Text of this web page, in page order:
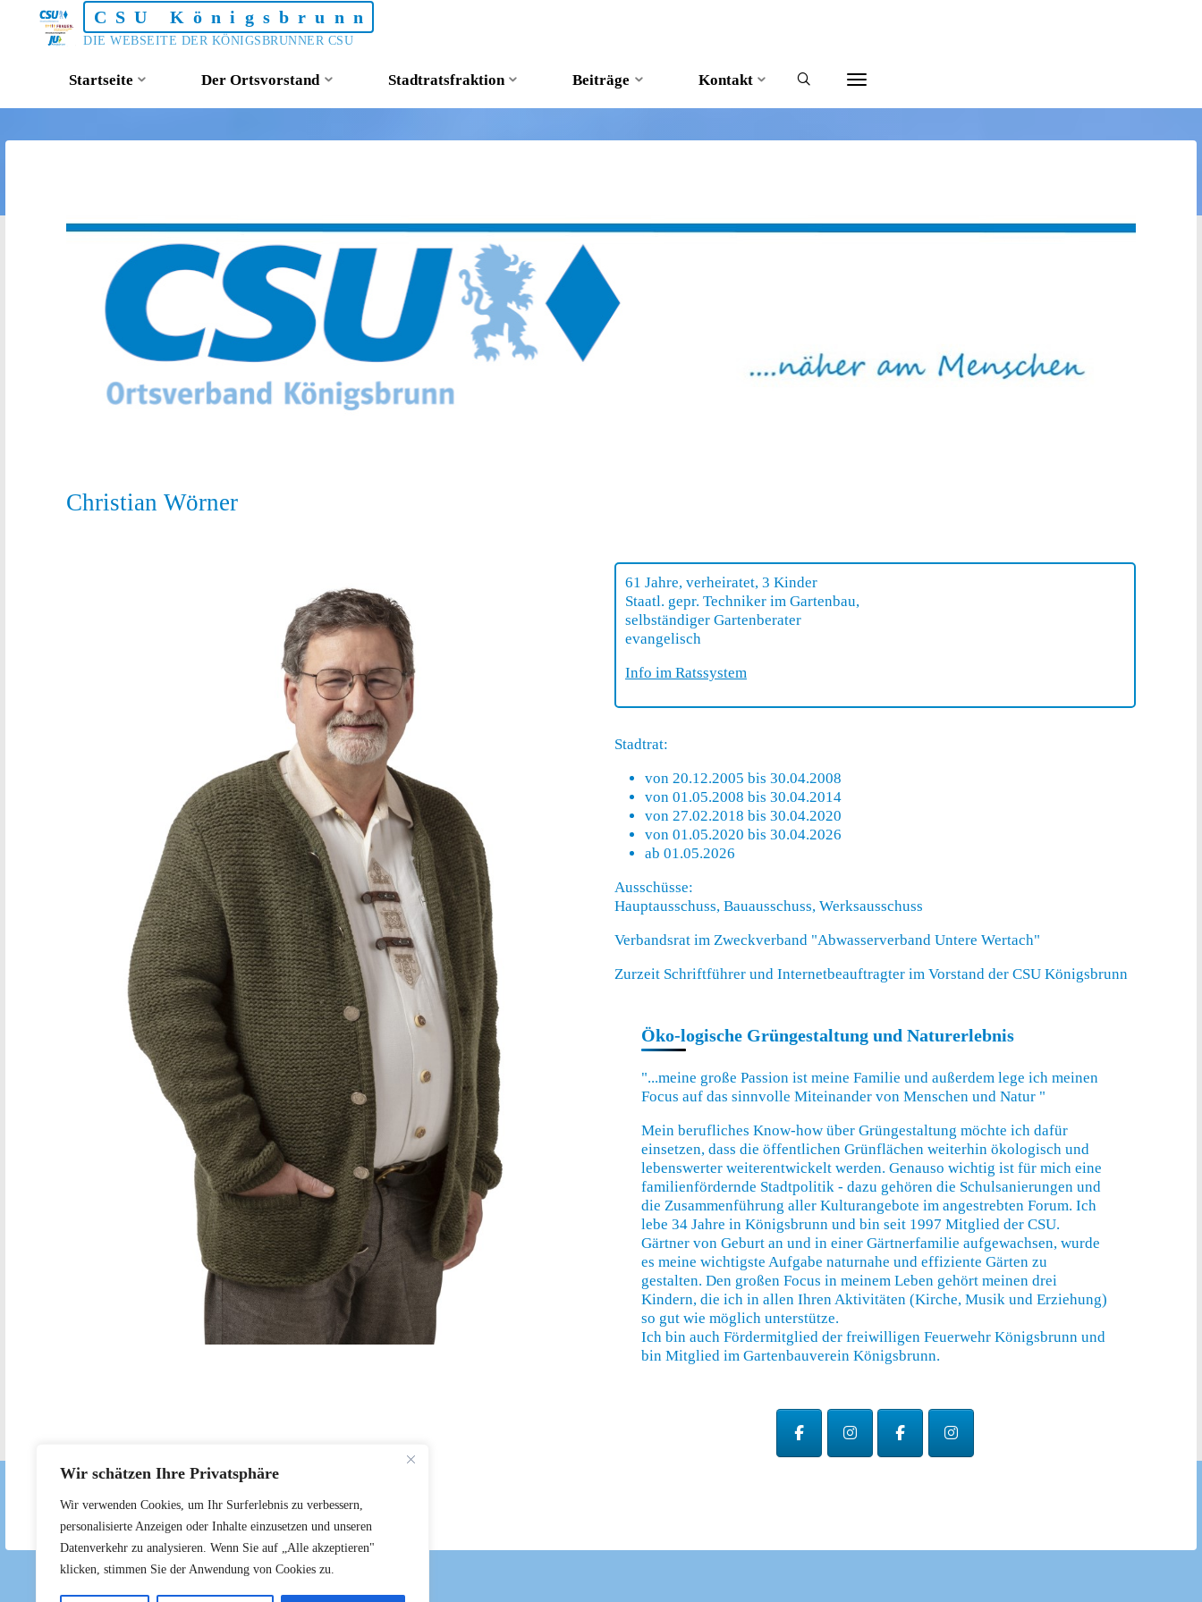
Wir schätzen Ihre Privatsphäre
Wir verwenden Cookies, um Ihr Surferlebnis zu verbessern,
personalisierte Anzeigen oder Inhalte einzusetzen und unseren
Datenverkehr zu analysieren. Wenn Sie auf „Alle akzeptieren"
klicken, stimmen Sie der Anwendung von Cookies zu.
CSU Königsbrunn
DIE WEBSEITE DER KÖNIGSBRUNNER CSU
Startseite Der Ortsvorstand Stadtratsfraktion Beiträge Kontakt
Christian Wörner
61 Jahre, verheiratet, 3 Kinder
Staatl. gepr. Techniker im Gartenbau,
selbständiger Gartenberater
evangelisch
Info im Ratssystem
Stadtrat:
von 20.12.2005 bis 30.04.2008
von 01.05.2008 bis 30.04.2014
von 27.02.2018 bis 30.04.2020
von 01.05.2020 bis 30.04.2026
ab 01.05.2026
Ausschüsse:
Hauptausschuss, Bauausschuss, Werksausschuss
Verbandsrat im Zweckverband "Abwasserverband Untere Wertach"
Zurzeit Schriftführer und Internetbeauftragter im Vorstand der CSU Königsbrunn
Öko-logische Grüngestaltung und Naturerlebnis
"...meine große Passion ist meine Familie und außerdem lege ich meinen
Focus auf das sinnvolle Miteinander von Menschen und Natur "
Mein berufliches Know-how über Grüngestaltung möchte ich dafür
einsetzen, dass die öffentlichen Grünflächen weiterhin ökologisch und
lebenswerter weiterentwickelt werden. Genauso wichtig ist für mich eine
familienfördernde Stadtpolitik - dazu gehören die Schulsanierungen und
die Zusammenführung aller Kulturangebote im angestrebten Forum. Ich
lebe 34 Jahre in Königsbrunn und bin seit 1997 Mitglied der CSU.
Gärtner von Geburt an und in einer Gärtnerfamilie aufgewachsen, wurde
es meine wichtigste Aufgabe naturnahe und effiziente Gärten zu
gestalten. Den großen Focus in meinem Leben gehört meinen drei
Kindern, die ich in allen Ihren Aktivitäten (Kirche, Musik und Erziehung)
so gut wie möglich unterstütze.
Ich bin auch Fördermitglied der freiwilligen Feuerwehr Königsbrunn und
bin Mitglied im Gartenbauverein Königsbrunn.